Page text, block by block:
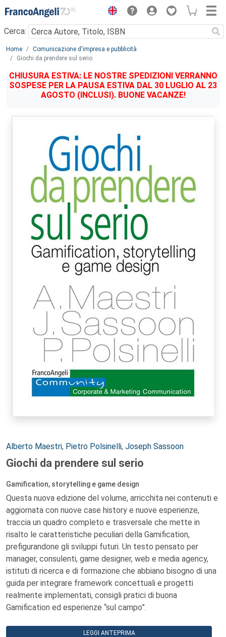
Menu
Cerca:
Main content
Home
Comunicazione d'impresa e pubblicità
Giochi da prendere sul serio
CHIUSURA ESTIVA: LE NOSTRE SPEDIZIONI VERRANNO
SOSPESE PER LA PAUSA ESTIVA DAL 30 LUGLIO AL 23
AGOSTO (INCLUSI). BUONE VACANZE!
Autori:
Alberto Maestri, Pietro Polsinelli, Joseph Sassoon
Giochi da prendere sul serio
Gamification, storytelling e game design
Questa nuova edizione del volume, arricchita nei contenuti e
aggiornata con nuove case history e nuove esperienze,
traccia un quadro completo e trasversale che mette in
risalto le caratteristiche peculiari della Gamification,
prefigurandone gli sviluppi futuri. Un testo pensato per
manager, consulenti, game designer, web e media agency,
istituti di ricerca e di formazione che abbiano bisogno di una
guida per integrare framework concettuali e progetti
realmente implementati, consigli pratici di buona
Gamification ed esperienze “sul campo”.
LEGGI ANTEPRIMA